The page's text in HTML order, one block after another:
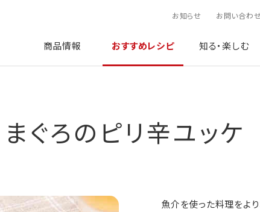
お知らせ お問い合わ
商品情報 おすすめレシピ 知る・楽しむ
まぐろのピリ辛ユッケ
魚介を使った料理をよ